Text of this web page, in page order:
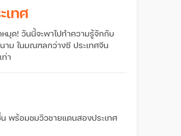
เทศ
มุด! วันนี้จะพาไปทำความรู้จักกับ
าม ในมณฑลกว่างซี ประเทศจีน
า
พร้อมชมวิวชายแดนสองประเทศ